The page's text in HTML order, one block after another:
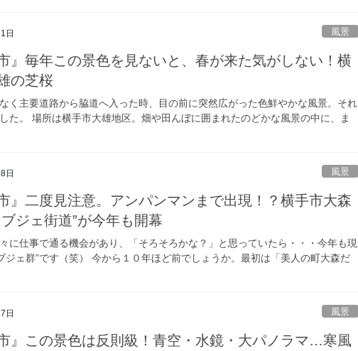
日 風景
』毎年この景色を見ないと、春が来た気がしない！横
の芝桜
く主要道路から脇道へ入った時、目の前に突然広がった色鮮やかな風景。それ
た。 場所は横手市大雄地区。畑や田んぼに囲まれたのどかな風景の中に、ま
日 風景
』二度見注意。アンパンマンまで出現！？横手市大森
ジェ街道”が今年も開幕
に仕事で通る機会があり、「そろそろかな？」と思っていたら・・・今年も現
ジェ群”です（笑） 今から１０年ほど前でしょうか。最初は「美人の町大森だ
日 風景
市』この景色は反則級！青空・水鏡・大パノラマ…寒風